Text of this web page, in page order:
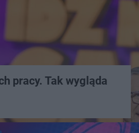
pracy. Tak wygląda